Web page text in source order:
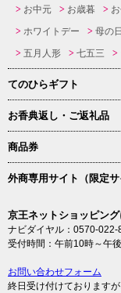
お中元 お歳暮
ホワイトデー
母の日
五月人形
七五三
てのひらギフト
お香典返し・ご返礼品
商品券
外商専用サイト（限定サ
京王ネットショッピン
ナビダイヤル：0570-022-
受付時間：午前10時～午
お問い合わせフォーム
終日受け付けております